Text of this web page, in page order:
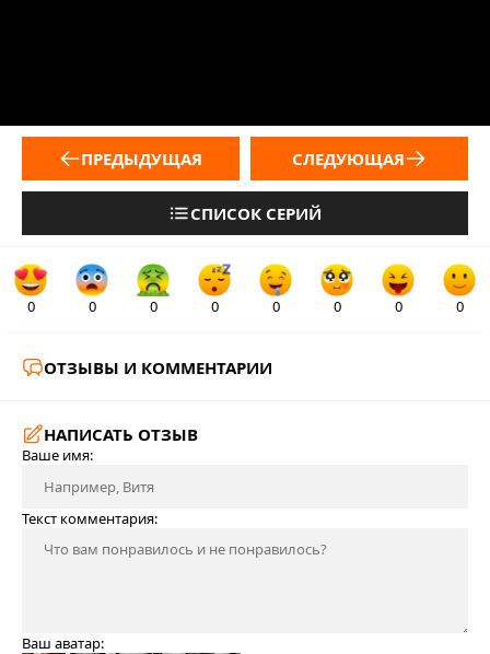
ПРЕДЫДУЩАЯ
СПИСОК СЕРИЙ
СЛЕДУЮЩАЯ
0 0 0 0 0 0 0 0
ОТЗЫВЫ И КОММЕНТАРИИ
НАПИСАТЬ ОТЗЫВ
Ваше имя:
Текст комментария:
Ваш аватар: